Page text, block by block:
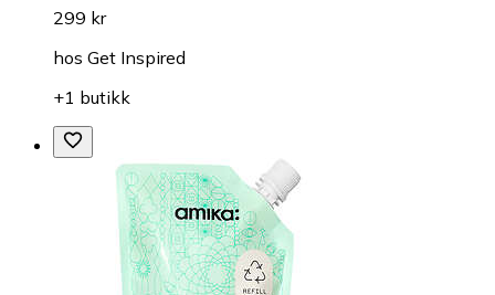
299 kr
hos Get Inspired
+1 butikk